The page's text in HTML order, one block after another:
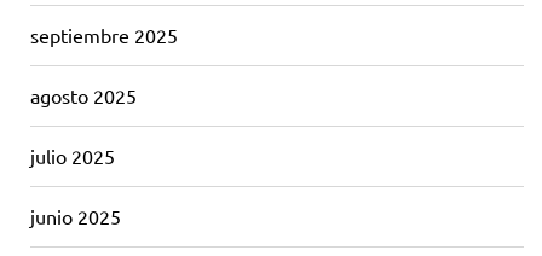
septiembre 2025
agosto 2025
julio 2025
junio 2025